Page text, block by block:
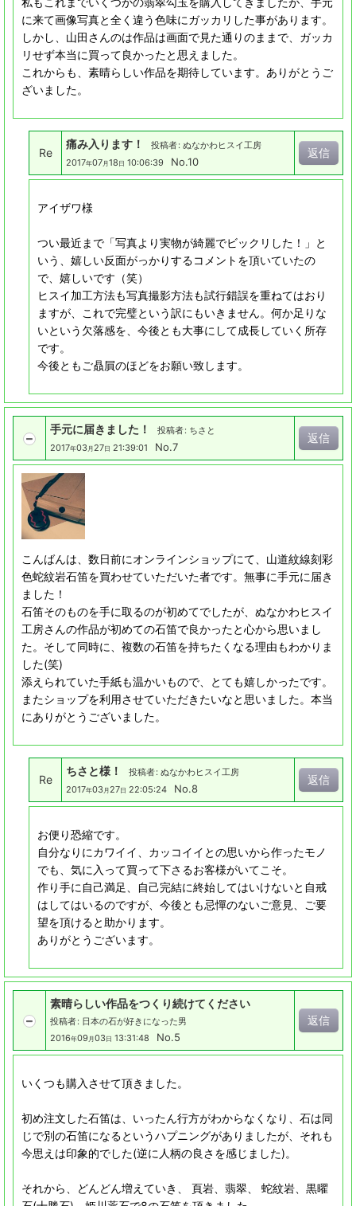
に来て画像写真と全く違う色味にガッカリした事があります。
しかし、山田さんのは作品は画面で見た通りのままで、ガッカ
リせず本当に買って良かったと思えました。
これからも、素晴らしい作品を期待しています。ありがとうご
ざいました。
Re
痛み入ります！ 投稿者: ぬなかわヒスイ工房
2017年07月18 日 10:06:39 No.10
返信
アイザワ様
つい最近まで「写真より実物が綺麗でビックリした！」と
いう、嬉しい反面がっかりするコメントを頂いていたの
で、嬉しいです（笑）
ヒスイ加工方法も写真撮影方法も試行錯誤を重ねてはおり
ますが、これで完璧という訳にもいきません。何か足りな
いという欠落感を、今後とも大事にして成長していく所存
です。
今後ともご贔屓のほどをお願い致します。
手元に届きました！ 投稿者: ちさと
2017年03月27日 21:39:01 No.7
返信
こんばんは、数日前にオンラインショップにて、山道紋線刻彩
色蛇紋岩石笛を買わせていただいた者です。無事に手元に届き
ました！
石笛そのものを手に取るのが初めてでしたが、ぬなかわヒスイ
工房さんの作品が初めての石笛で良かったと心から思いまし
た。そして同時に、複数の石笛を持ちたくなる理由もわかりま
した(笑)
添えられていた手紙も温かいもので、とても嬉しかったです。
またショップを利用させていただきたいなと思いました。本当
にありがとうございました。
Re
ちさと様！ 投稿者: ぬなかわヒスイ工房
2017年03 月 27日 22:05:24 No.8
返信
お便り恐縮です。
自分なりにカワイイ、カッコイイとの思いから作ったモノ
でも、気に入って買って下さるお客様がいてこそ。
作り手に自己満足、自己完結に終始してはいけないと自戒
はしてはいるのですが、今後とも忌憚のないご意見、ご要
望を頂けると助かります。
ありがとうございます。
素晴らしい作品をつくり続けてください
投稿者: 日本の石が好きになった男
2016年09 月03日 13:31:48 No.5
返信
いくつも購入させて頂きました。
初め注文した石笛は、いったん行方がわからなくなり、石は同
じで別の石笛になるというハプニングがありましたが、それも
今思えは印象的でした(逆に人柄の良さを感じました)。
それから、どんどん増えていき、 頁岩、翡翠、 蛇紋岩、黒曜